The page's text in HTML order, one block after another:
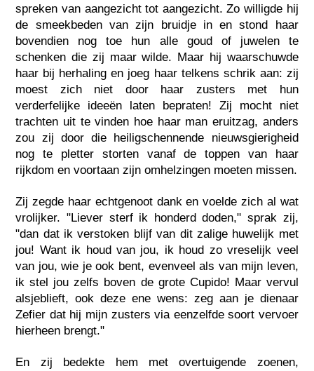
spreken van aangezicht tot aangezicht. Zo willigde hij
de smeekbeden van zijn bruidje in en stond haar
bovendien nog toe hun alle goud of juwelen te
schenken die zij maar wilde. Maar hij waarschuwde
haar bij herhaling en joeg haar telkens schrik aan: zij
moest zich niet door haar zusters met hun
verderfelijke ideeën laten bepraten! Zij mocht niet
trachten uit te vinden hoe haar man eruitzag, anders
zou zij door die heiligschennende nieuwsgierigheid
nog te pletter storten vanaf de toppen van haar
rijkdom en voortaan zijn omhelzingen moeten missen.
Zij zegde haar echtgenoot dank en voelde zich al wat
vrolijker. "Liever sterf ik honderd doden," sprak zij,
"dan dat ik verstoken blijf van dit zalige huwelijk met
jou! Want ik houd van jou, ik houd zo vreselijk veel
van jou, wie je ook bent, evenveel als van mijn leven,
ik stel jou zelfs boven de grote Cupido! Maar vervul
alsjeblieft, ook deze ene wens: zeg aan je dienaar
Zefier dat hij mijn zusters via eenzelfde soort vervoer
hierheen brengt."
En zij bedekte hem met overtuigende zoenen,